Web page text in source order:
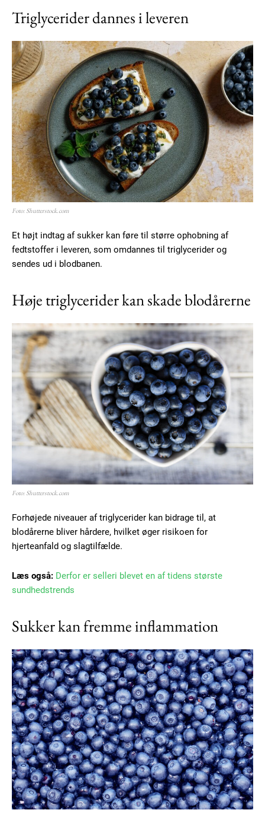
Triglycerider dannes i leveren
Foto: Shutterstock.com
Et højt indtag af sukker kan føre til større ophobning af
fedtstoffer i leveren, som omdannes til triglycerider og
sendes ud i blodbanen.
Høje triglycerider kan skade blodårerne
Foto: Shutterstock.com
Forhøjede niveauer af triglycerider kan bidrage til, at
blodårerne bliver hårdere, hvilket øger risikoen for
hjerteanfald og slagtilfælde.
Læs også: Derfor er selleri blevet en af tidens største
sundhedstrends
Sukker kan fremme inflammation